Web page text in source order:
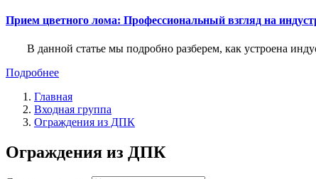
Прием цветного лома: Профессиональный взгляд на
В данной статье мы подробно разберем, как устроена
Подробнее
Главная
Входная группа
Ограждения из ДПК
Ограждения из ДПК